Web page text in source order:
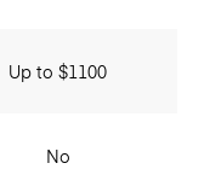
Up to $1100
No